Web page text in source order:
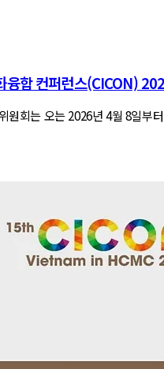
합 컨퍼런스(CICON)
원회는 오는 2026년 4월 8